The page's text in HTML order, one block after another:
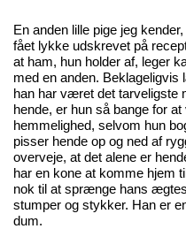
En anden lille pige jeg
fået lykke udskrevet på
at ham, hun holder af, leger
med en anden.
han har været det tarveligste
hende, er hun så bange for
hemmelighed, selvom hun
pisser hende op og ned af
overveje, at det alene er
har en kone at komme hjem
nok til at sprænge hans
stumper og stykker. Han er
dum.